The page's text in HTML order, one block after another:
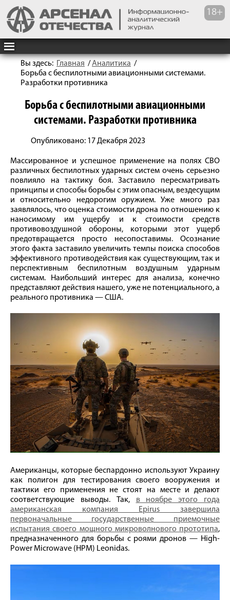
Вы здесь: Главная /Аналитика /
Борьба с беспилотными авиационными системами.
Разработки противника
Борьба с беспилотными авиационными
системами. Разработки противника
Опубликовано: 17 Декабря 2023
Массированное и успешное применение на полях СВО
различных беспилотных ударных систем очень серьезно
повлияло на тактику боя. Заставило пересматривать
принципы и способы борьбы с этим опасным, вездесущим
и относительно недорогим оружием. Уже много раз
заявлялось, что оценка стоимости дрона по отношению к
наносимому им ущербу и к стоимости средств
противовоздушной обороны, которыми этот ущерб
предотвращается просто несопоставимы. Осознание
этого факта заставило увеличить темпы поиска способов
эффективного противодействия как существующим, так и
перспективным беспилотным воздушным ударным
системам. Наибольший интерес для анализа, конечно
представляют действия нашего, уже не потенциального, а
реального противника — США.
Американцы, которые беспардонно используют Украину
как полигон для тестирования своего вооружения и
тактики его применения не стоят на месте и делают
соответствующие выводы. Так, в ноябре этого года
американская компания Epirus завершила
первоначальные государственные приемочные
испытания своего мощного микроволнового прототипа,
предназначенного для борьбы с роями дронов — High-
Power Microwave (HPM) Leonidas.